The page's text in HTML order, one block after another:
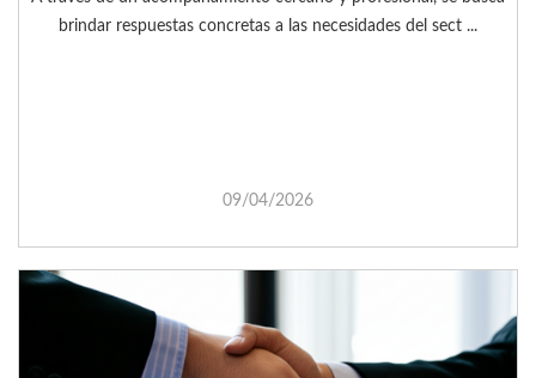
brindar respuestas concretas a las necesidades del sect ...
09/04/2026